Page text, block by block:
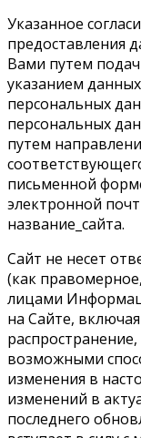
Указанное
предоставления
Вами путем
указанием
персональных
персональных
путем
письменной
электронной
название_сайта.
Сайт не несет
(как
лицами
на Сайте,
возможными
изменения в
изменений в
последнего